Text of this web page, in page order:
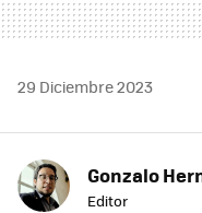
29 Diciembre 2023
Gonzalo
Editor